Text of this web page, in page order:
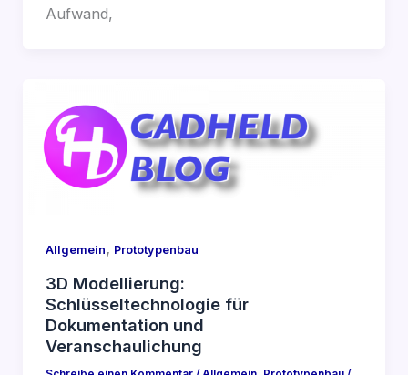
Aufwand,
Allgemein, Prototypenbau
3D Modellierung:
Schlüsseltechnologie für
Dokumentation und
Veranschaulichung